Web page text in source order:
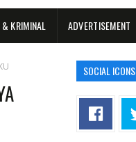
KRIMINAL ADVERTISEMENT
SOCIAL ICONS